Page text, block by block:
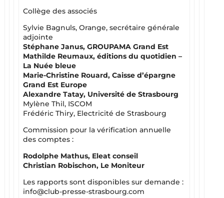
Collège des associés
Sylvie Bagnuls, Orange, secrétaire générale
adjointe
Stéphane Janus, GROUPAMA Grand Est
Mathilde Reumaux, éditions du quotidien –
La Nuée bleue
Marie-Christine Rouard, Caisse d’épargne
Grand Est Europe
Alexandre Tatay, Université de Strasbourg
Mylène Thil, ISCOM
Frédéric Thiry, Electricité de Strasbourg
Commission pour la vérification annuelle
des comptes :
Rodolphe Mathus, Eleat conseil
Christian Robischon, Le Moniteur
Les rapports sont disponibles sur demande :
info@club-presse-strasbourg.com